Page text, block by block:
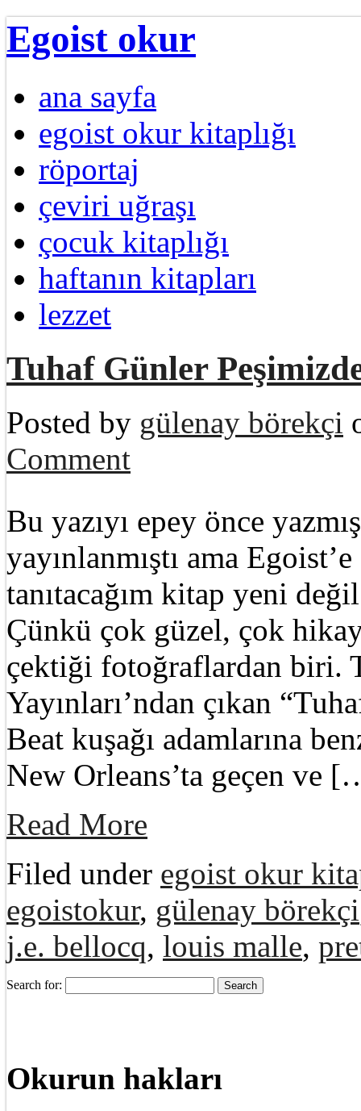
Egoist okur
ana sayfa
egoist okur kitaplığı
röportaj
çeviri uğraşı
çocuk kitaplığı
haftanın kitapları
lezzet
Tuhaf Günler
Posted by gülenay börekçi
Comment
Bu yazıyı epey önce
yayınlanmıştı ama
tanıtacağım kitap yeni
Çünkü çok güzel, çok
çektiği fotoğraflardan biri.
Yayınları’ndan çıkan
Beat kuşağı adamlarına
New Orleans’ta geçen ve
Read More
Filed under egoist okur
egoistokur, gülenay börekçi
j.e. bellocq, louis malle,
Search for:
Okurun hakları